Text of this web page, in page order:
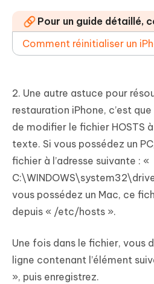
Pour un guide détaillé,
Comment réinitialiser un
2. Une autre astuce pour
restauration iPhone, c’est
de modifier le fichier HOSTS à
texte. Si vous possédez un
fichier à l’adresse suivante : «
vous possédez un Mac, ce
depuis « /etc/hosts ».
Une fois dans le fichier, vous
ligne contenant l’élément
», puis enregistrez.